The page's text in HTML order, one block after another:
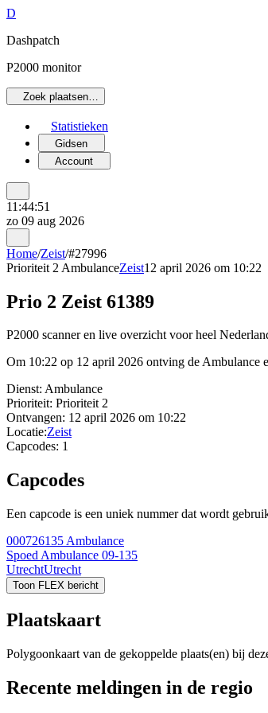
D
Dashpatch
P2000 monitor
Zoek plaatsen…
Statistieken
Gidsen
Account
11:44:51
zo 09 aug 2026
Home/Zeist/#27996
Prioriteit 2 AmbulanceZeist12 april 2026 om 10:22
Prio 2 Zeist 61389
P2000 scanner en live overzicht voor heel
Om 10:22 op 12 april 2026 ontving de Ambulance
Dienst: Ambulance
Prioriteit: Prioriteit 2
Ontvangen: 12 april 2026 om 10:22
Locatie:Zeist
Capcodes: 1
Capcodes
Een capcode is een uniek nummer dat wordt
000726135 Ambulance
Spoed Ambulance 09-135
UtrechtUtrecht
Toon FLEX bericht
Plaatskaart
Polygoonkaart van de gekoppelde plaats(en) bij
Recente meldingen in de regio